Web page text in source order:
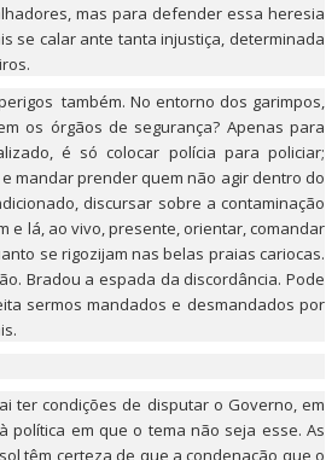
mas para defender essa heresia
se calar ante tanta injustiça, determinada
também. No entorno dos garimpos,
os órgãos de segurança? Apenas para
é só colocar polícia para policiar;
mandar prender quem não agir dentro do
discursar sobre a contaminação
e lá, ao vivo, presente, orientar, comandar
se rigozijam nas belas praias cariocas.
Bradou a espada da discordância. Pode
sermos mandados e desmandados por
ter condições de disputar o Governo, em
política em que o tema não seja esse. As
têm certeza de que a condenação que o